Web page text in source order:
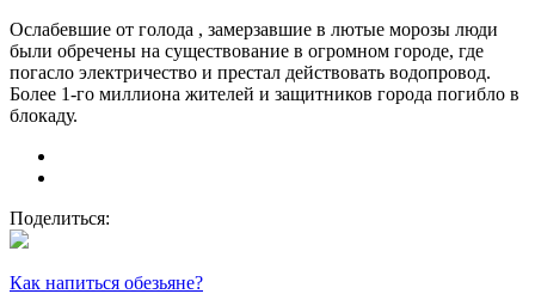
Ослабевшие от голода , замерзавшие в лютые морозы люди
были обречены на существование в огромном городе, где
погасло электричество и престал действовать водопровод.
Более 1-го миллиона жителей и защитников города погибло в
блокаду.
Поделиться:
Как напиться обезьяне?